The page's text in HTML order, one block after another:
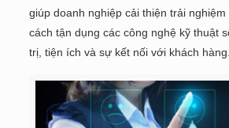
giúp doanh nghiệp cải thiện trải
cách tận dụng các công nghệ kỹ thuật
trị, tiện ích và sự kết nối với khách hàng.